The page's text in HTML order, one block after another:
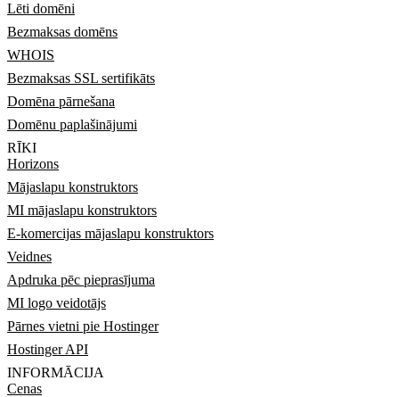
Lēti domēni
Bezmaksas domēns
WHOIS
Bezmaksas SSL sertifikāts
Domēna pārnešana
Domēnu paplašinājumi
RĪKI
Horizons
Mājaslapu konstruktors
MI mājaslapu konstruktors
E-komercijas mājaslapu konstruktors
Veidnes
Apdruka pēc pieprasījuma
MI logo veidotājs
Pārnes vietni pie Hostinger
Hostinger API
INFORMĀCIJA
Cenas